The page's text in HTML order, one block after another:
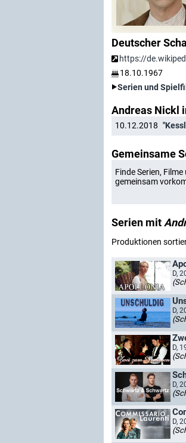
Deutscher
https://
18.10.1967
Serien und
Andreas Nickl
10.12.2018
Gemeinsame
Finde Serien,
gemeinsam
Serien mit
Produktionen
D,
D,
D,
D,
D,